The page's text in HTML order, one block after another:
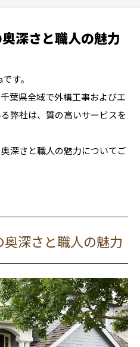
深さと職人の魅力
す。
葉県全域で外構工事およびエ
弊社は、質の高いサービスを
深さと職人の魅力についてご
深さと職人の魅力